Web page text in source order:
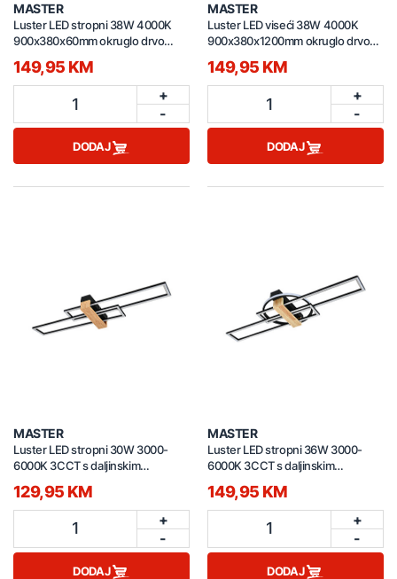
MASTER
Luster LED stropni 38W 4000K
900x380x60mm okruglo drvo
C230719104
149,95 KM
1
+
-
DODAJ
MASTER
Luster LED viseći 38W 4000K
900x380x1200mm okruglo drvo
P230719104
149,95 KM
1
+
-
DODAJ
MASTER
Luster LED stropni 30W 3000-
6000K 3CCT s daljinskim
129,95 KM
1
+
-
DODAJ
MASTER
Luster LED stropni 36W 3000-
6000K 3CCT s daljinskim
149,95 KM
1
+
-
DODAJ